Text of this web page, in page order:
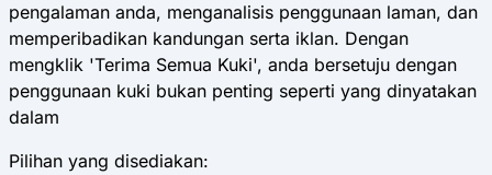
pengalaman anda, menganalisis penggunaan laman, dan
memperibadikan kandungan serta iklan. Dengan
mengklik 'Terima Semua Kuki', anda bersetuju dengan
penggunaan kuki bukan penting seperti yang dinyatakan
dalam
Pilihan yang disediakan: